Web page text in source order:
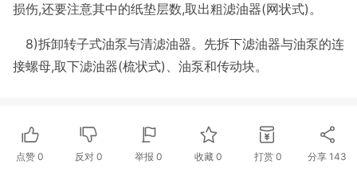
损伤,还要注意其中的纸垫层数,取出粗滤油器(网状式)。
8)拆卸转子式油泵与清滤油器。先拆下滤油器与油泵的连
接螺母,取下滤油器(梳状式) 、 油泵和传动块。
点赞 0 反对0 举报 0 收藏 0 打赏 0 分享143